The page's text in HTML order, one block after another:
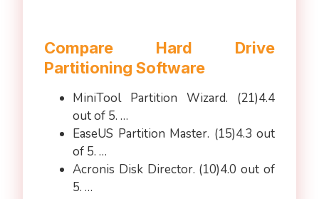
Compare Hard Drive
Partitioning Software
MiniTool Partition Wizard. (21)4.4
out of 5. …
EaseUS Partition Master. (15)4.3 out
of 5. …
Acronis Disk Director. (10)4.0 out of
5. …